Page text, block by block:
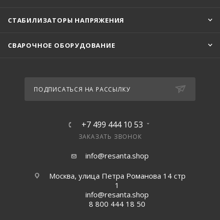
СТАБИЛИЗАТОРЫ НАПРЯЖЕНИЯ
СВАРОЧНОЕ ОБОРУДОВАНИЕ
ПОДПИСАТЬСЯ НА РАССЫЛКУ
+7 499 444 10 53
ЗАКАЗАТЬ ЗВОНОК
info@resanta.shop
Москва, улица Петра Романова 14 стр
1
info@resanta.shop
8 800 444 18 50